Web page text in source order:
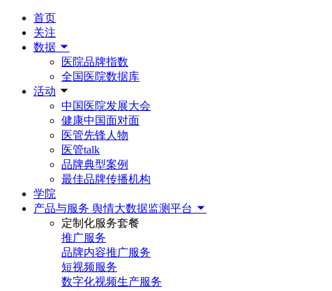
首页
关注
数据
医院品牌指数
全国医院数据库
活动
中国医院发展大会
健康中国面对面
医管先锋人物
医管talk
品牌典型案例
最佳品牌传播机构
学院
产品与服务 舆情大数据监测平台
定制化服务套餐
推广服务
品牌内容推广服务
短视频服务
数字化视频生产服务